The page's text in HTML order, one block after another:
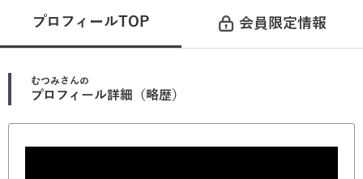
プロフィールTOP 会員限定情報
むつみさんの
プロフィール詳細（略歴）